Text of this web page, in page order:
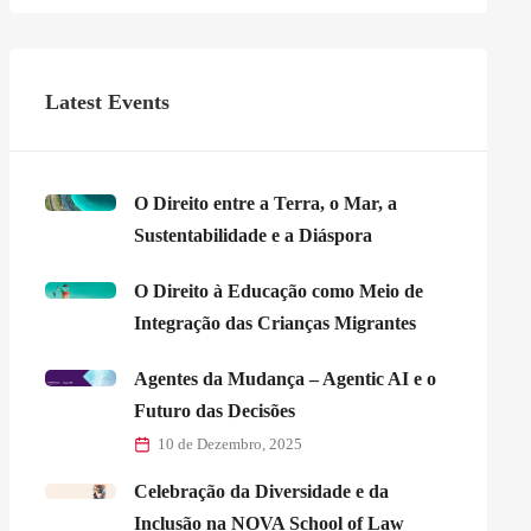
Latest Events
O Direito entre a Terra, o Mar, a
Sustentabilidade e a Diáspora
O Direito à Educação como Meio de
Integração das Crianças Migrantes
Agentes da Mudança – Agentic AI e o
Futuro das Decisões
10 de Dezembro, 2025
Celebração da Diversidade e da
Inclusão na NOVA School of Law